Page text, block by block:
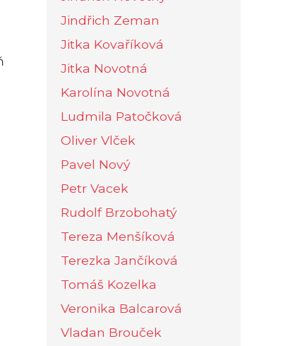
Jindřich Zeman
Jitka Kovaříková
Jitka Novotná
Karolína Novotná
Ludmila Patočková
Oliver Vlček
Pavel Nový
Petr Vacek
Rudolf Brzobohatý
Tereza Menšíková
Terezka Jančíková
Tomáš Kozelka
Veronika Balcarová
Vladan Brouček